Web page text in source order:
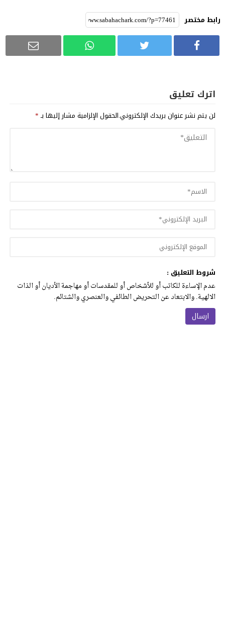
رابط مختصر
اترك تعليق
لن يتم نشر عنوان بريدك الإلكتروني.الحقول الإلزامية مشار إليها بـ*
شروط التعليق :
عدم الإساءة للكاتب أو للأشخاص أو للمقدسات أو مهاجمة الأديان أو الذات
الالهية. والابتعاد عن التحريض الطائفي والعنصري والشتائم.